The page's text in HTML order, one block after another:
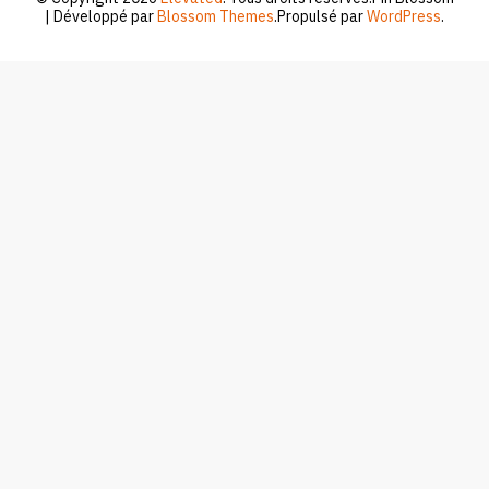
| Développé parBlossom Themes.Propulsé parWordPress.